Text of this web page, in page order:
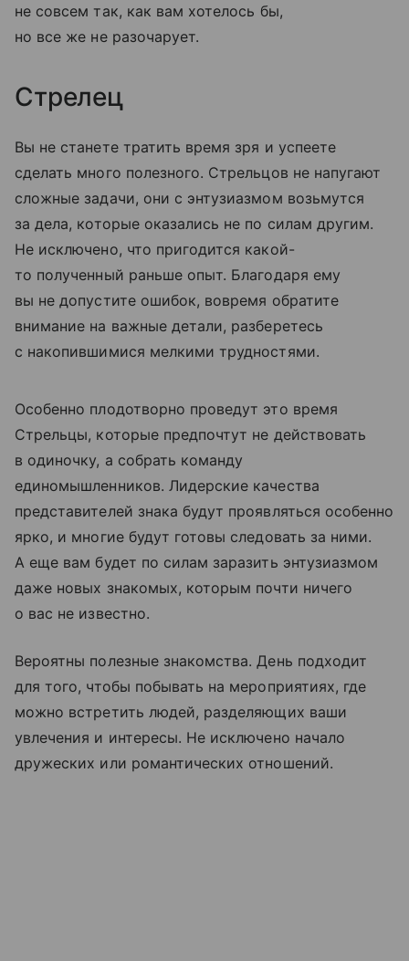
не совсем так, как вам хотелось бы,
но все же не разочарует.
Стрелец
Вы не станете тратить время зря и успеете
сделать много полезного. Стрельцов не напугают
сложные задачи, они с энтузиазмом возьмутся
за дела, которые оказались не по силам другим.
Не исключено, что пригодится какой-
то полученный раньше опыт. Благодаря ему
вы не допустите ошибок, вовремя обратите
внимание на важные детали, разберетесь
с накопившимися мелкими трудностями.
Особенно плодотворно проведут это время
Стрельцы, которые предпочтут не действовать
в одиночку, а собрать команду
единомышленников. Лидерские качества
представителей знака будут проявляться особенно
ярко, и многие будут готовы следовать за ними.
А еще вам будет по силам заразить энтузиазмом
даже новых знакомых, которым почти ничего
о вас не известно.
Вероятны полезные знакомства. День подходит
для того, чтобы побывать на мероприятиях, где
можно встретить людей, разделяющих ваши
увлечения и интересы. Не исключено начало
дружеских или романтических отношений.